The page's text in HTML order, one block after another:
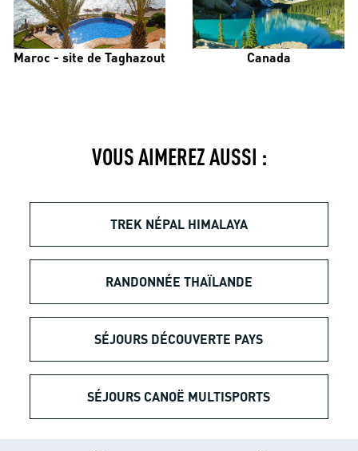
Maroc - site de Taghazout Canada
VOUS AIMEREZ AUSSI :
TREK NÉPAL HIMALAYA
RANDONNÉE THAÏLANDE
SÉJOURS DÉCOUVERTE PAYS
SÉJOURS CANOË MULTISPORTS